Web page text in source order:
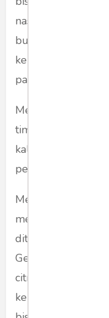
nasionalis sejati,
bukan pro
kelompok sayap
pada dirinya
Mereka ingin
tim. Menciptakan
kalangan. Semua
pemerintahan yang
Menjadi "anak
merupakan salah
ditempuh untuk
Gerindra yang
citra itu bisa
kepercayaan